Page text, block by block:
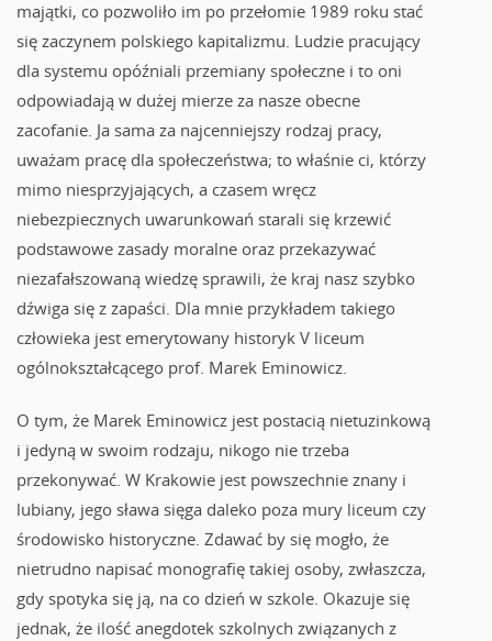
majątki, co pozwoliło im po przełomie 1989 roku stać
się zaczynem polskiego kapitalizmu. Ludzie pracujący
dla systemu opóźniali przemiany społeczne i to oni
odpowiadają w dużej mierze za nasze obecne
zacofanie. Ja sama za najcenniejszy rodzaj pracy,
uważam pracę dla społeczeństwa; to właśnie ci, którzy
mimo niesprzyjających, a czasem wręcz
niebezpiecznych uwarunkowań starali się krzewić
podstawowe zasady moralne oraz przekazywać
niezafałszowaną wiedzę sprawili, że kraj nasz szybko
dźwiga się z zapaści. Dla mnie przykładem takiego
człowieka jest emerytowany historyk V liceum
ogólnokształcącego prof. Marek Eminowicz.
O tym, że Marek Eminowicz jest postacią nietuzinkową
i jedyną w swoim rodzaju, nikogo nie trzeba
przekonywać. W Krakowie jest powszechnie znany i
lubiany, jego sława sięga daleko poza mury liceum czy
środowisko historyczne. Zdawać by się mogło, że
nietrudno napisać monografię takiej osoby, zwłaszcza,
gdy spotyka się ją, na co dzień w szkole. Okazuje się
jednak, że ilość anegdotek szkolnych związanych z